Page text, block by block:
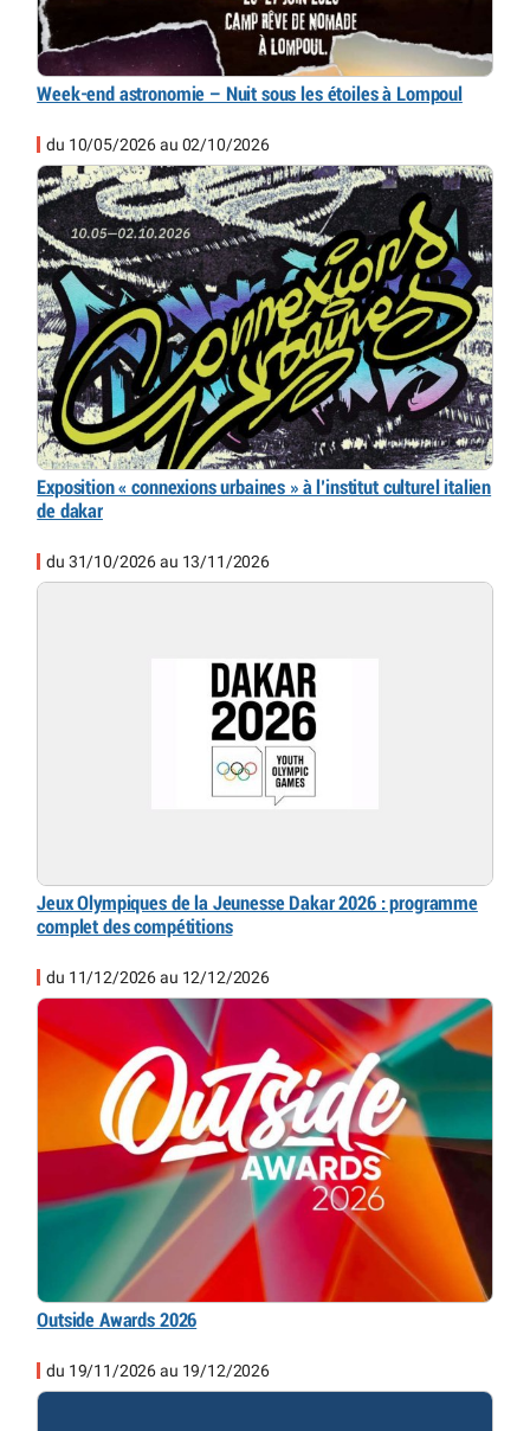
Week-end astronomie – Nuit sous les étoiles à Lompoul
du 10/05/2026 au 02/10/2026
Exposition « connexions urbaines » à l’institut culturel italien
de dakar
du 31/10/2026 au 13/11/2026
Jeux Olympiques de la Jeunesse Dakar 2026 : programme
complet des compétitions
du 11/12/2026 au 12/12/2026
Outside Awards 2026
du 19/11/2026 au 19/12/2026